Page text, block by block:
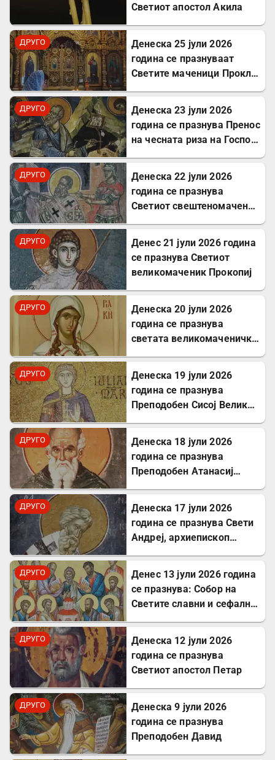
Светиот апостол Акила
ДРУГО
Денеска 25 јули 2026
година се празнуваат
Светите маченици Прокл и
ДРУГО
Денеска 23 јули 2026
година се празнува Пренос
на чесната риза на Господ
ДРУГО
Денеска 22 јули 2026
година се празнува
Светиот свештеномаченик
ДРУГО
Денес 21 јули 2026 година
се празнува Светиот
великомаченик Прокопиј
ДРУГО
Денеска 20 јули 2026
година се празнува
светата великомаченичка
ДРУГО
Денеска 19 јули 2026
година се празнува
Преподобен Сисој Велики:
воскреснуваше мртви
ДРУГО
Денеска 18 јули 2026
година се празнува
Преподобен Атанасиј
ДРУГО
Денеска 17 јули 2026
година се празнува Свети
Андреј, архиепископ
ДРУГО
Денес 13 јули 2026 година
се празнува: Собор на
Светите славни и сефални
ДРУГО
Денеска 12 јули 2026
година се празнува
Светиот апостол Петар
ДРУГО
Денеска 9 јули 2026
година се празнува
Преподобен Давид